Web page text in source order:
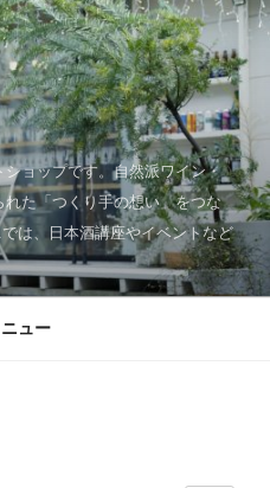
ョップです。自然派ワイン・
た「つくり手の想い」をつな
は、日本酒講座やイベントなど
ニュー